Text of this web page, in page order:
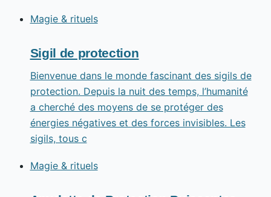
Magie & rituels
Sigil de protection
Bienvenue dans le monde fascinant des sigils de
protection. Depuis la nuit des temps, l’humanité
a cherché des moyens de se protéger des
énergies négatives et des forces invisibles. Les
sigils, tous c
Magie & rituels